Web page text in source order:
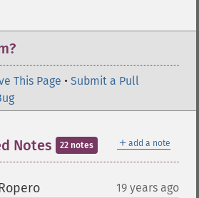
This Page • Submit a Pull
＋ add a note
Notes 22 notes
¶ 19 years ago